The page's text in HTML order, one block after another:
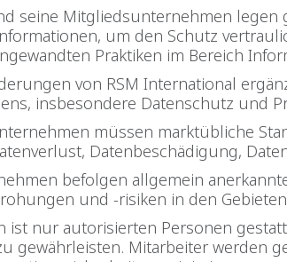
seine Mitgliedsunternehmen
um den Schutz
Praktiken im Bereich
von RSM International
insbesondere Datenschutz und
müssen marktübliche
Datenbeschädigung,
befolgen allgemein
und -risiken in den
ist nur autorisierten Personen
gewährleisten. Mitarbeiter werden